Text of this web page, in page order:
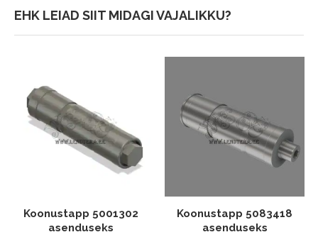
EHK LEIAD SIIT MIDAGI VAJALIKKU?
Koonustapp 5001302
asenduseks
Koonustapp 5083418
asenduseks